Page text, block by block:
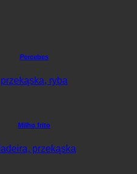
Percebes
przekąska, ryba
Milho frito
przekąska